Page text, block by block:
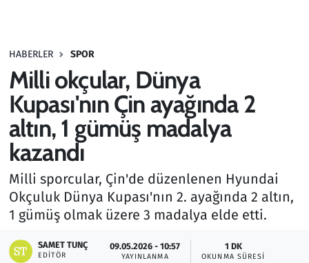
HABERLER SPOR
Milli okçular, Dünya
Kupası'nın Çin ayağında 2
altın, 1 gümüş madalya
kazandı
Milli sporcular, Çin'de düzenlenen Hyundai
Okçuluk Dünya Kupası'nın 2. ayağında 2 altın,
1 gümüş olmak üzere 3 madalya elde etti.
SAMET TUNÇ
EDITÖR
09.05.2026 - 10:57
YAYINLANMA
1 DK
OKUNMA SÜRESI
Haber
Kültür Sanat
Kurumsal Haberler
Lezzet Durağı
Memur ve Kamu